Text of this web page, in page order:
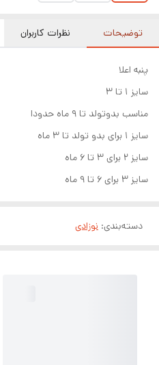
توضیحات نظرات کاربران
پنبه اعلا
سایز ۱ تا ۳
مناسب بدوتولد تا ۹ ماه حدودا
سایز ۱ برای بدو تولد تا ۳ ماه
سایز ۲ برای ۳ تا ۶ ماه
سایز ۳ برای ۶ تا ۹ ماه
دسته‌بندی: نوزادی